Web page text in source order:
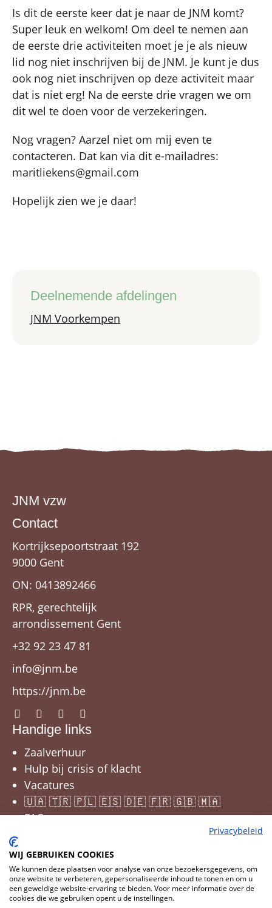
Is dit de eerste keer dat je naar de JNM komt?
Super leuk en welkom! Om deel te nemen aan
de eerste drie activiteiten moet je je als nieuw
lid nog niet inschrijven bij de JNM. Je kunt je dus
ook nog niet inschrijven op deze activiteit maar
dat is niet erg! Na de eerste drie vragen we om
dit wel te doen voor de verzekeringen.
Nog vragen? Aarzel niet om mij even te
contacteren. Dat kan via dit e-mailadres:
maritliekens@gmail.com
Hopelijk zien we je daar!
Deelnemende afdelingen
JNM Voorkempen
JNM vzw
Contact
Kortrijksepoortstraat 192
9000 Gent
ON: 0413892466
RPR, gerechtelijk
arrondissement Gent
+32 92 23 47 81
info@jnm.be
https://jnm.be
Handige links
Zaalverhuur
Hulp bij crisis of klacht
Vacatures
🇺🇦 🇹🇷 🇵🇱 🇪🇸 🇩🇪 🇫🇷 🇬🇧 🇲🇦
FAQ
Privacybeleid
WIJ GEBRUIKEN COOKIES
We kunnen deze plaatsen voor analyse van onze bezoekersgegevens, om
onze website te verbeteren, gepersonaliseerde inhoud te tonen en om u
een geweldige website-ervaring te bieden. Voor meer informatie over de
cookies die we gebruiken opent u de instellingen.